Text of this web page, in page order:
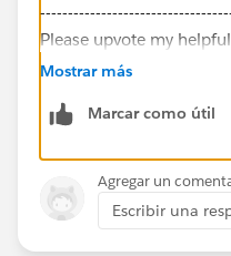
Please upvote my
Best Answer if it really is
Mostrar más
Marcar como útil
Agregar un
Escribir una